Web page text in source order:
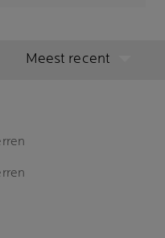
Meest recent